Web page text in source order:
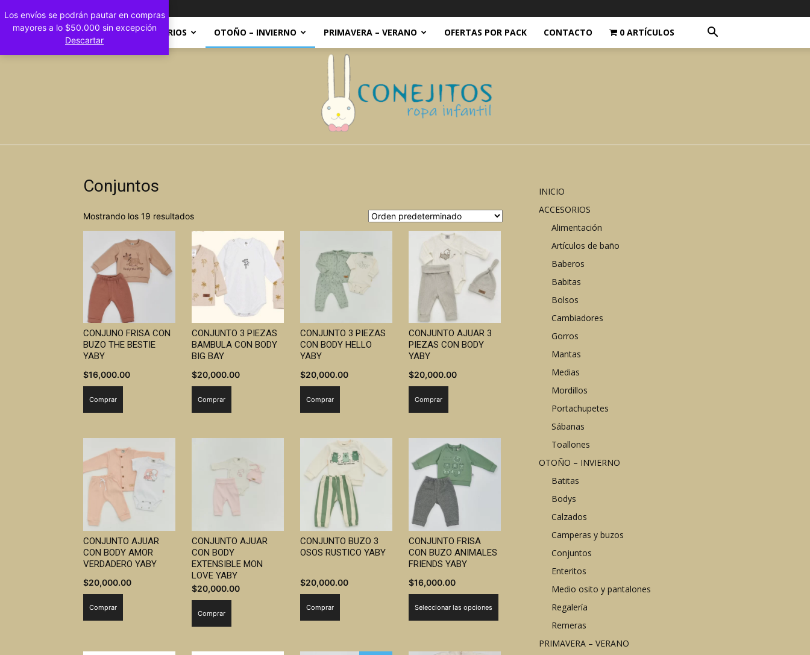
INICIO ACCESORIOS OTOÑO – INVIERNO PRIMAVERA – VERANO OFERTAS POR PACK CONTACTO 0 ARTÍCULOS
Bebes
Conjuntos
Mostrando los 19 resultados
CONJUNO FRISA CON
BUZO THE BESTIE
YABY
$16,000.00
Comprar
CONJUNTO 3 PIEZAS
BAMBULA CON BODY
BIG BAY
$20,000.00
Comprar
CONJUNTO 3 PIEZAS
CON BODY HELLO
YABY
$20,000.00
Comprar
CONJUNTO AJUAR 3
PIEZAS CON BODY
YABY
$20,000.00
Comprar
CONJUNTO AJUAR
CON BODY AMOR
VERDADERO YABY
$20,000.00
Comprar
CONJUNTO AJUAR
CON BODY
EXTENSIBLE MON
LOVE YABY
$20,000.00
Comprar
CONJUNTO BUZO 3
OSOS RUSTICO YABY
$20,000.00
Comprar
CONJUNTO FRISA
CON BUZO ANIMALES
FRIENDS YABY
$16,000.00
Seleccionar las opciones
INICIO
ACCESORIOS
Alimentación
Artículos de baño
Baberos
Babitas
Bolsos
Cambiadores
Gorros
Mantas
Medias
Mordillos
Portachupetes
Sábanas
Toallones
OTOÑO – INVIERNO
Batitas
Bodys
Calzados
Camperas y buzos
Conjuntos
Enteritos
Medio osito y pantalones
Regalería
Remeras
PRIMAVERA – VERANO
Los envíos se podrán pautar en compras
mayores a lo $50.000 sin excepción
Descartar